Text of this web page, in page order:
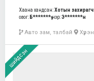
Хаана хандсан:Хотын
овог: Б*******үнэр:Э*******н
Авто зам, талбай
шийдсэн